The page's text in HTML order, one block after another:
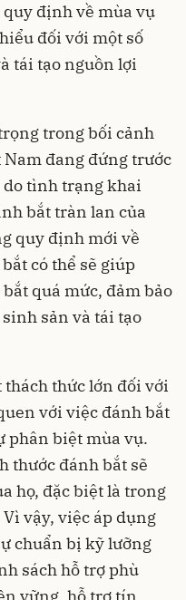
quy định về mùa vụ
đối với một số
tái tạo nguồn lợi
trong bối cảnh
đang đứng trước
do tình trạng khai
bắt tràn lan của
quy định mới về
có thể sẽ giúp
quá mức, đảm bảo
sản và tái tạo
thức lớn đối với
với việc đánh bắt
phân biệt mùa vụ.
thước đánh bắt sẽ
họ, đặc biệt là trong
vậy, việc áp dụng
chuẩn bị kỹ lưỡng
sách hỗ trợ phù